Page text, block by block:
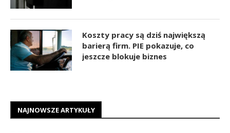
Koszty pracy są dziś największą
barierą firm. PIE pokazuje, co
jeszcze blokuje biznes
NAJNOWSZE ARTYKUŁY